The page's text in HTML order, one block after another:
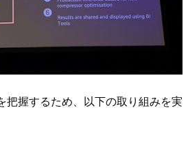
把握するため、以下の取り組みを実